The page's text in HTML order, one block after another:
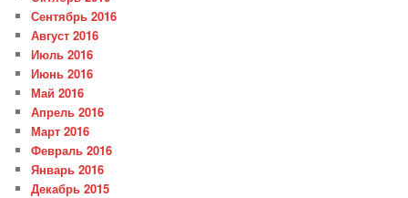
Сентябрь 2016
Август 2016
Июль 2016
Июнь 2016
Май 2016
Апрель 2016
Март 2016
Февраль 2016
Январь 2016
Декабрь 2015